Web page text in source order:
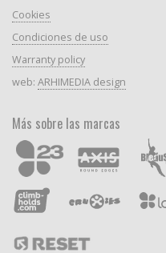
Cookies
Condiciones de uso
Warranty policy
web: ARHIMEDIA design
Más sobre las marcas